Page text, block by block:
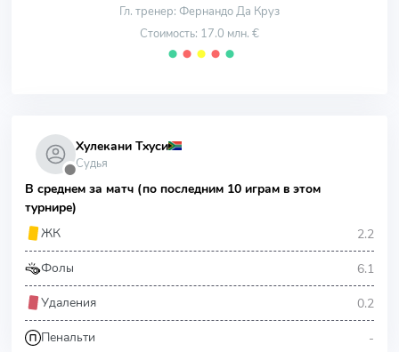
Гл. тренер: Фернандо Да Круз
Стоимость: 17.0 млн. €
⬤ ⬤ ⬤ ⬤ ⬤
⬤
Хулекани Тхуси
Судья
В среднем за матч (по последним 10 играм в этом
турнире)
ЖК
2.2
Фолы 6.1
Удаления 0.2
Пенальти -